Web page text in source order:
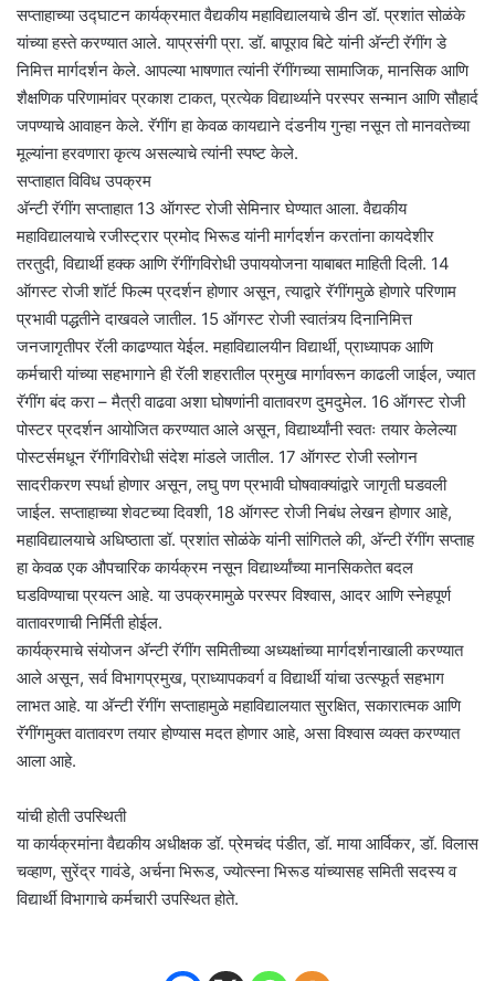
सप्ताहाच्या उद्घाटन कार्यक्रमात वैद्यकीय महाविद्यालयाचे डीन डॉ. प्रशांत सोळंके
यांच्या हस्ते करण्यात आले. याप्रसंगी प्रा. डॉ. बापूराव बिटे यांनी अ‍ॅन्टी रॅगींग डे
निमित्त मार्गदर्शन केले. आपल्या भाषणात त्यांनी रॅगींगच्या सामाजिक, मानसिक आणि
शैक्षणिक परिणामांवर प्रकाश टाकत, प्रत्येक विद्यार्थ्याने परस्पर सन्मान आणि सौहार्द
जपण्याचे आवाहन केले. रॅगींग हा केवळ कायद्याने दंडनीय गुन्हा नसून तो मानवतेच्या
मूल्यांना हरवणारा कृत्य असल्याचे त्यांनी स्पष्ट केले.
सप्ताहात विविध उपक्रम
अ‍ॅन्टी रॅगींग सप्ताहात 13 ऑगस्ट रोजी सेमिनार घेण्यात आला. वैद्यकीय
महाविद्यालयाचे रजीस्ट्रार प्रमोद भिरूड यांनी मार्गदर्शन करतांना कायदेशीर
तरतुदी, विद्यार्थी हक्क आणि रॅगींगविरोधी उपाययोजना याबाबत माहिती दिली. 14
ऑगस्ट रोजी शॉर्ट फिल्म प्रदर्शन होणार असून, त्याद्वारे रॅगींगमुळे होणारे परिणाम
प्रभावी पद्धतीने दाखवले जातील. 15 ऑगस्ट रोजी स्वातंत्र्य दिनानिमित्त
जनजागृतीपर रॅली काढण्यात येईल. महाविद्यालयीन विद्यार्थी, प्राध्यापक आणि
कर्मचारी यांच्या सहभागाने ही रॅली शहरातील प्रमुख मार्गावरून काढली जाईल, ज्यात
रॅगींग बंद करा – मैत्री वाढवा अशा घोषणांनी वातावरण दुमदुमेल. 16 ऑगस्ट रोजी
पोस्टर प्रदर्शन आयोजित करण्यात आले असून, विद्यार्थ्यांनी स्वतः तयार केलेल्या
पोस्टर्समधून रॅगींगविरोधी संदेश मांडले जातील. 17 ऑगस्ट रोजी स्लोगन
सादरीकरण स्पर्धा होणार असून, लघु पण प्रभावी घोषवाक्यांद्वारे जागृती घडवली
जाईल. सप्ताहाच्या शेवटच्या दिवशी, 18 ऑगस्ट रोजी निबंध लेखन होणार आहे,
महाविद्यालयाचे अधिष्ठाता डॉ. प्रशांत सोळंके यांनी सांगितले की, अ‍ॅन्टी रॅगींग सप्ताह
हा केवळ एक औपचारिक कार्यक्रम नसून विद्यार्थ्यांच्या मानसिकतेत बदल
घडविण्याचा प्रयत्न आहे. या उपक्रमामुळे परस्पर विश्वास, आदर आणि स्नेहपूर्ण
वातावरणाची निर्मिती होईल.
कार्यक्रमाचे संयोजन अ‍ॅन्टी रॅगींग समितीच्या अध्यक्षांच्या मार्गदर्शनाखाली करण्यात
आले असून, सर्व विभागप्रमुख, प्राध्यापकवर्ग व विद्यार्थी यांचा उत्स्फूर्त सहभाग
लाभत आहे. या अ‍ॅन्टी रॅगींग सप्ताहामुळे महाविद्यालयात सुरक्षित, सकारात्मक आणि
रॅगींगमुक्त वातावरण तयार होण्यास मदत होणार आहे, असा विश्वास व्यक्त करण्यात
आला आहे.
यांची होती उपस्थिती
या कार्यक्रमांना वैद्यकीय अधीक्षक डॉ. प्रेमचंद पंडीत, डॉ. माया आर्विकर, डॉ. विलास
चव्हाण, सुरेंद्र गावंडे, अर्चना भिरूड, ज्योत्स्ना भिरूड यांच्यासह समिती सदस्य व
विद्यार्थी विभागाचे कर्मचारी उपस्थित होते.